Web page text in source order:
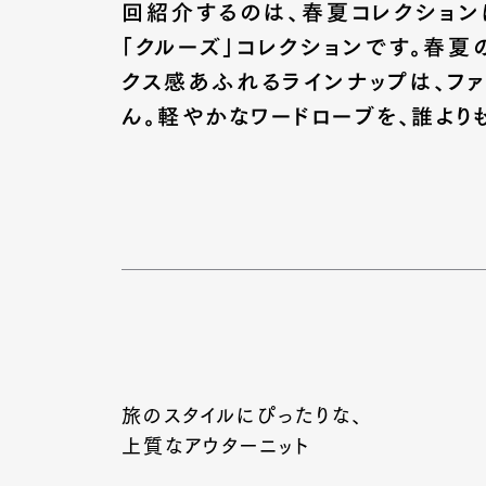
回紹介するのは、春夏コレクショ
「クルーズ」コレクションです。春
クス感あふれるラインナップは、フ
ん。軽やかなワードローブを、誰より
旅のスタイルにぴったりな、
上質なアウターニット